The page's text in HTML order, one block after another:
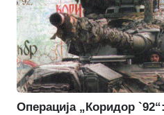
Операција „Коридор